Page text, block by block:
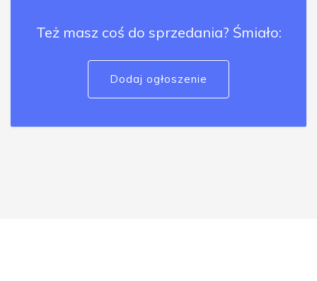
Też masz coś do sprzedania? Śmiało:
Dodaj ogłoszenie